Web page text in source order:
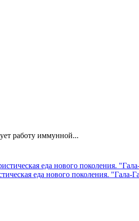
работу иммунной...
еда нового поколения. "Гала-